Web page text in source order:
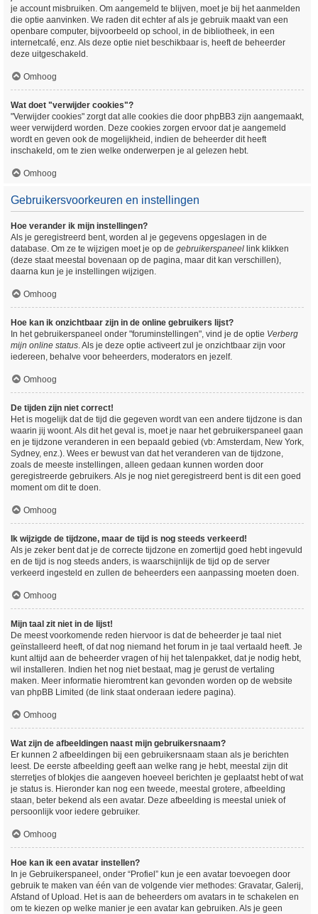
je account misbruiken. Om aangemeld te blijven, moet je bij het aanmelden
die optie aanvinken. We raden dit echter af als je gebruik maakt van een
openbare computer, bijvoorbeeld op school, in de bibliotheek, in een
internetcafé, enz. Als deze optie niet beschikbaar is, heeft de beheerder
deze uitgeschakeld.
Omhoog
Wat doet "verwijder cookies"?
"Verwijder cookies" zorgt dat alle cookies die door phpBB3 zijn aangemaakt,
weer verwijderd worden. Deze cookies zorgen ervoor dat je aangemeld
wordt en geven ook de mogelijkheid, indien de beheerder dit heeft
inschakeld, om te zien welke onderwerpen je al gelezen hebt.
Omhoog
Gebruikersvoorkeuren en instellingen
Hoe verander ik mijn instellingen?
Als je geregistreerd bent, worden al je gegevens opgeslagen in de
database. Om ze te wijzigen moet je op de gebruikerspaneel link klikken
(deze staat meestal bovenaan op de pagina, maar dit kan verschillen),
daarna kun je je instellingen wijzigen.
Omhoog
Hoe kan ik onzichtbaar zijn in de online gebruikers lijst?
In het gebruikerspaneel onder "foruminstellingen", vind je de optie Verberg
mijn online status. Als je deze optie activeert zul je onzichtbaar zijn voor
iedereen, behalve voor beheerders, moderators en jezelf.
Omhoog
De tijden zijn niet correct!
Het is mogelijk dat de tijd die gegeven wordt van een andere tijdzone is dan
waarin jij woont. Als dit het geval is, moet je naar het gebruikerspaneel gaan
en je tijdzone veranderen in een bepaald gebied (vb: Amsterdam, New York,
Sydney, enz.). Wees er bewust van dat het veranderen van de tijdzone,
zoals de meeste instellingen, alleen gedaan kunnen worden door
geregistreerde gebruikers. Als je nog niet geregistreerd bent is dit een goed
moment om dit te doen.
Omhoog
Ik wijzigde de tijdzone, maar de tijd is nog steeds verkeerd!
Als je zeker bent dat je de correcte tijdzone en zomertijd goed hebt ingevuld
en de tijd is nog steeds anders, is waarschijnlijk de tijd op de server
verkeerd ingesteld en zullen de beheerders een aanpassing moeten doen.
Omhoog
Mijn taal zit niet in de lijst!
De meest voorkomende reden hiervoor is dat de beheerder je taal niet
geïnstalleerd heeft, of dat nog niemand het forum in je taal vertaald heeft. Je
kunt altijd aan de beheerder vragen of hij het talenpakket, dat je nodig hebt,
wil installeren. Indien het nog niet bestaat, mag je gerust de vertaling
maken. Meer informatie hieromtrent kan gevonden worden op de website
van phpBB Limited (de link staat onderaan iedere pagina).
Omhoog
Wat zijn de afbeeldingen naast mijn gebruikersnaam?
Er kunnen 2 afbeeldingen bij een gebruikersnaam staan als je berichten
leest. De eerste afbeelding geeft aan welke rang je hebt, meestal zijn dit
sterretjes of blokjes die aangeven hoeveel berichten je geplaatst hebt of wat
je status is. Hieronder kan nog een tweede, meestal grotere, afbeelding
staan, beter bekend als een avatar. Deze afbeelding is meestal uniek of
persoonlijk voor iedere gebruiker.
Omhoog
Hoe kan ik een avatar instellen?
In je Gebruikerspaneel, onder “Profiel” kun je een avatar toevoegen door
gebruik te maken van één van de volgende vier methodes: Gravatar, Galerij,
Afstand of Upload. Het is aan de beheerders om avatars in te schakelen en
om te kiezen op welke manier je een avatar kan gebruiken. Als je geen